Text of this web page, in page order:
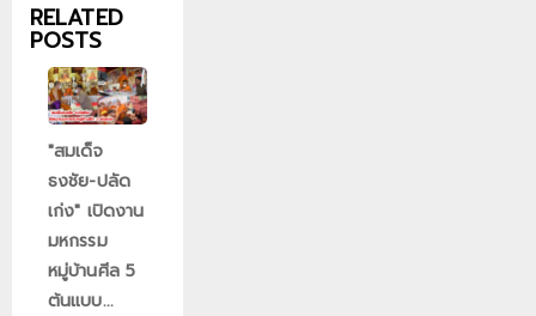
RELATED
POSTS
"สมเด็จ
ธงชัย-ปลัด
เก่ง" เปิดงาน
มหกรรม
หมู่บ้านศีล 5
ต้นแบบ...